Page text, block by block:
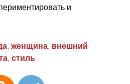
и
, женщина, внешний
, стиль